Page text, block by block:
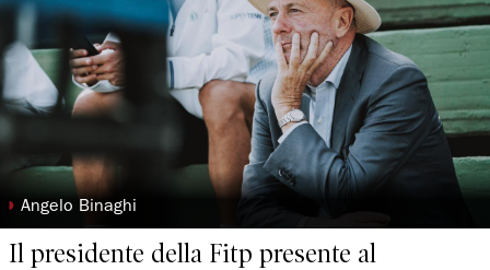
◗ Angelo Binaghi
Il presidente della Fitp presente al